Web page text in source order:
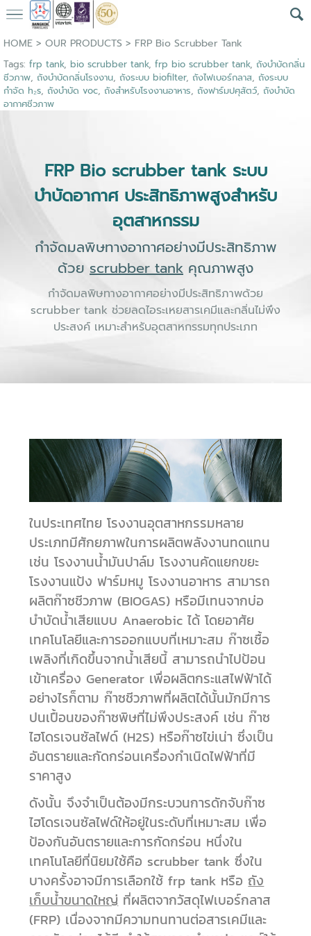
HOME> OUR PRODUCTS > FRP Bio Scrubber Tank
Tags: frp tank, bio scrubber tank, frp bio scrubber tank, ถังบำบัดกลิ่น
ชีวภาพ, ถังบำบัดกลิ่นโรงงาน, ถังระบบ biofilter, ถังไฟเบอร์กลาส, ถังระบบ
กำจัด h₂s, ถังบำบัด voc, ถังสำหรับโรงงานอาหาร, ถังฟาร์มปศุสัตว์, ถังบำบัด
อากาศชีวภาพ
FRP Bio scrubber tank ระบบ
บำบัดอากาศ ประสิทธิภาพสูงสำหรับ
อุตสาหกรรม
กำจัดมลพิษทางอากาศอย่างมีประสิทธิภาพ
ด้วย scrubber tank คุณภาพสูง
กำจัดมลพิษทางอากาศอย่างมีประสิทธิภาพด้วย
scrubber tank ช่วยลดไอระเหยสารเคมีและกลิ่นไม่พึง
ประสงค์ เหมาะสำหรับอุตสาหกรรมทุกประเภท
ในประเทศไทย โรงงานอุตสาหกรรมหลาย
ประเภทมีศักยภาพในการผลิตพลังงานทดแทน
เช่น โรงงานน้ำมันปาล์ม โรงงานคัดแยกขยะ
โรงงานแป้ง ฟาร์มหมู โรงงานอาหาร สามารถ
ผลิตก๊าซชีวภาพ (BIOGAS) หรือมีเทนจากบ่อ
บำบัดน้ำเสียแบบ Anaerobic ได้ โดยอาศัย
เทคโนโลยีและการออกแบบที่เหมาะสม ก๊าซเชื้อ
เพลิงที่เกิดขึ้นจากน้ำเสียนี้ สามารถนำไปป้อน
เข้าเครื่อง Generator เพื่อผลิตกระแสไฟฟ้าได้
อย่างไรก็ตาม ก๊าซชีวภาพที่ผลิตได้นั้นมักมีการ
ปนเปื้อนของก๊าซพิษที่ไม่พึงประสงค์ เช่น ก๊าซ
ไฮโดรเจนซัลไฟด์ (H2S) หรือก๊าซไข่เน่า ซึ่งเป็น
อันตรายและกัดกร่อนเครื่องกำเนิดไฟฟ้าที่มี
ราคาสูง
ดังนั้น จึงจำเป็นต้องมีกระบวนการดักจับก๊าซ
ไฮโดรเจนซัลไฟด์ให้อยู่ในระดับที่เหมาะสม เพื่อ
ป้องกันอันตรายและการกัดกร่อน หนึ่งใน
เทคโนโลยีที่นิยมใช้คือ scrubber tank ซึ่งใน
บางครั้งอาจมีการเลือกใช้ frp tank หรือถัง
เก็บน้ำขนาดใหญ่ ที่ผลิตจากวัสดุไฟเบอร์กลาส
(FRP) เนื่องจากมีความทนทานต่อสารเคมีและ